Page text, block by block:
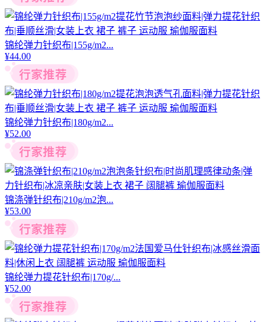
锦纶弹力针织布|155g/m2...
¥44.00
锦纶弹力针织布|180g/m2...
¥52.00
锦涤弹针织布|210g/m2泡...
¥53.00
锦纶弹力提花针织布|170g/...
¥52.00